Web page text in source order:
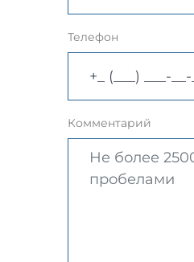
Телефон
Комментарий